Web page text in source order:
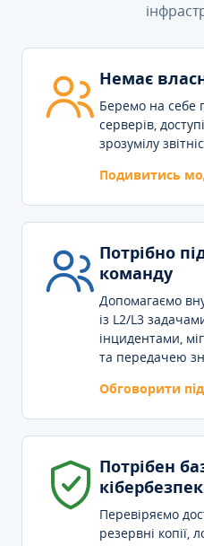
Немає
Беремо на себе
серверів,
зрозумілу
Подивитись
Потрібно
команду
Допомагаємо
із L2/L3
інцидентами,
та передачею
Обговорити
Потрібен
Перевіряємо
резервні копії,